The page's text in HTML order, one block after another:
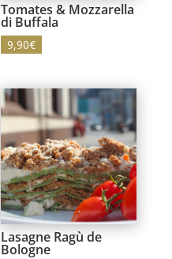
Tomates & Mozzarella
di Buffala
9,90€
Lasagne Ragù de
Bologne